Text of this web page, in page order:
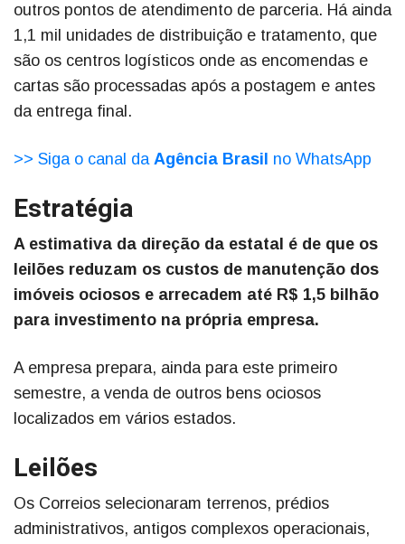
outros pontos de atendimento de parceria. Há ainda
1,1 mil unidades de distribuição e tratamento, que
são os centros logísticos onde as encomendas e
cartas são processadas após a postagem e antes
da entrega final.
>> Siga o canal da Agência Brasil no WhatsApp
Estratégia
A estimativa da direção da estatal é de que os
leilões reduzam os custos de manutenção dos
imóveis ociosos e arrecadem até R$ 1,5 bilhão
para investimento na própria empresa.
A empresa prepara, ainda para este primeiro
semestre, a venda de outros bens ociosos
localizados em vários estados.
Leilões
Os Correios selecionaram terrenos, prédios
administrativos, antigos complexos operacionais,